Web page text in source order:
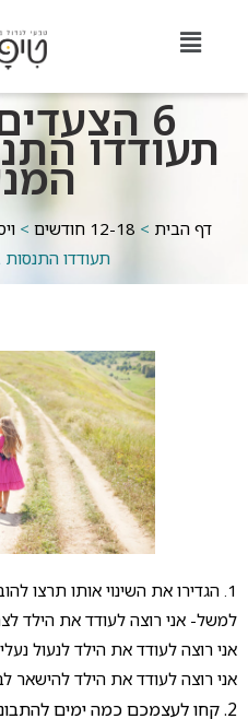
6
תעודדו
דף הבית > 12-18 חודשים >
תעודדו
1. הגדירו את השינוי אותו תרצו להוביל. כמה שיותר ממוקד, יותר טוב!
למשל- אני רוצה לעודד את הילד
אני רוצה לעודד את הילד לנעול
אני רוצה לעודד את הילד להישאר
2. קחו לעצמכם כמה ימים